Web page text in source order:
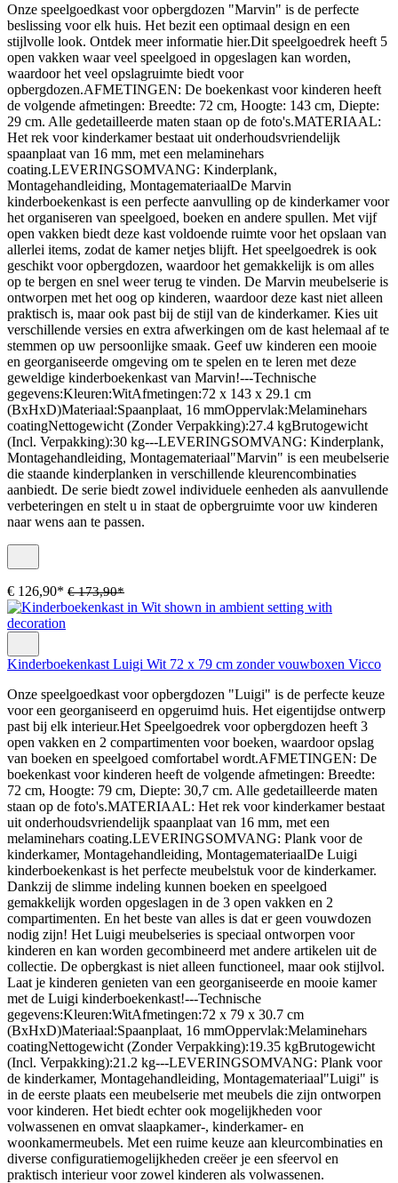
Onze speelgoedkast voor opbergdozen "Marvin" is de perfecte
beslissing voor elk huis. Het bezit een optimaal design en een
stijlvolle look. Ontdek meer informatie hier.Dit speelgoedrek heeft 5
open vakken waar veel speelgoed in opgeslagen kan worden,
waardoor het veel opslagruimte biedt voor
opbergdozen.AFMETINGEN: De boekenkast voor kinderen heeft
de volgende afmetingen: Breedte: 72 cm, Hoogte: 143 cm, Diepte:
29 cm. Alle gedetailleerde maten staan op de foto's.MATERIAAL:
Het rek voor kinderkamer bestaat uit onderhoudsvriendelijk
spaanplaat van 16 mm, met een melaminehars
coating.LEVERINGSOMVANG: Kinderplank,
Montagehandleiding, MontagemateriaalDe Marvin
kinderboekenkast is een perfecte aanvulling op de kinderkamer voor
het organiseren van speelgoed, boeken en andere spullen. Met vijf
open vakken biedt deze kast voldoende ruimte voor het opslaan van
allerlei items, zodat de kamer netjes blijft. Het speelgoedrek is ook
geschikt voor opbergdozen, waardoor het gemakkelijk is om alles
op te bergen en snel weer terug te vinden. De Marvin meubelserie is
ontworpen met het oog op kinderen, waardoor deze kast niet alleen
praktisch is, maar ook past bij de stijl van de kinderkamer. Kies uit
verschillende versies en extra afwerkingen om de kast helemaal af te
stemmen op uw persoonlijke smaak. Geef uw kinderen een mooie
en georganiseerde omgeving om te spelen en te leren met deze
geweldige kinderboekenkast van Marvin!---Technische
gegevens:Kleuren:WitAfmetingen:72 x 143 x 29.1 cm
(BxHxD)Materiaal:Spaanplaat, 16 mmOppervlak:Melaminehars
coatingNettogewicht (Zonder Verpakking):27.4 kgBrutogewicht
(Incl. Verpakking):30 kg---LEVERINGSOMVANG: Kinderplank,
Montagehandleiding, Montagemateriaal"Marvin" is een meubelserie
die staande kinderplanken in verschillende kleurencombinaties
aanbiedt. De serie biedt zowel individuele eenheden als aanvullende
verbeteringen en stelt u in staat de opbergruimte voor uw kinderen
naar wens aan te passen.
€ 126,90* € 173,90*
Kinderboekenkast Luigi Wit 72 x 79 cm zonder vouwboxen Vicco
Onze speelgoedkast voor opbergdozen "Luigi" is de perfecte keuze
voor een georganiseerd en opgeruimd huis. Het eigentijdse ontwerp
past bij elk interieur.Het Speelgoedrek voor opbergdozen heeft 3
open vakken en 2 compartimenten voor boeken, waardoor opslag
van boeken en speelgoed comfortabel wordt.AFMETINGEN: De
boekenkast voor kinderen heeft de volgende afmetingen: Breedte:
72 cm, Hoogte: 79 cm, Diepte: 30,7 cm. Alle gedetailleerde maten
staan op de foto's.MATERIAAL: Het rek voor kinderkamer bestaat
uit onderhoudsvriendelijk spaanplaat van 16 mm, met een
melaminehars coating.LEVERINGSOMVANG: Plank voor de
kinderkamer, Montagehandleiding, MontagemateriaalDe Luigi
kinderboekenkast is het perfecte meubelstuk voor de kinderkamer.
Dankzij de slimme indeling kunnen boeken en speelgoed
gemakkelijk worden opgeslagen in de 3 open vakken en 2
compartimenten. En het beste van alles is dat er geen vouwdozen
nodig zijn! Het Luigi meubelseries is speciaal ontworpen voor
kinderen en kan worden gecombineerd met andere artikelen uit de
collectie. De opbergkast is niet alleen functioneel, maar ook stijlvol.
Laat je kinderen genieten van een georganiseerde en mooie kamer
met de Luigi kinderboekenkast!---Technische
gegevens:Kleuren:WitAfmetingen:72 x 79 x 30.7 cm
(BxHxD)Materiaal:Spaanplaat, 16 mmOppervlak:Melaminehars
coatingNettogewicht (Zonder Verpakking):19.35 kgBrutogewicht
(Incl. Verpakking):21.2 kg---LEVERINGSOMVANG: Plank voor
de kinderkamer, Montagehandleiding, Montagemateriaal"Luigi" is
in de eerste plaats een meubelserie met meubels die zijn ontworpen
voor kinderen. Het biedt echter ook mogelijkheden voor
volwassenen en omvat slaapkamer-, kinderkamer- en
woonkamermeubels. Met een ruime keuze aan kleurcombinaties en
diverse configuratiemogelijkheden creëer je een sfeervol en
praktisch interieur voor zowel kinderen als volwassenen.